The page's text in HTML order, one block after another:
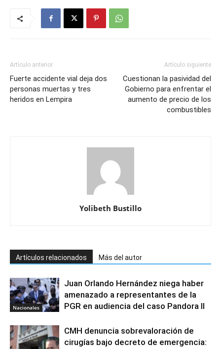
Artículo anterior
Fuerte accidente vial deja dos
personas muertas y tres
heridos en Lempira
Artículo siguiente
Cuestionan la pasividad del
Gobierno para enfrentar el
aumento de precio de los
combustibles
Yolibeth Bustillo
Artículos relacionados Más del autor
Nacionales
Juan Orlando Hernández niega haber
amenazado a representantes de la
PGR en audiencia del caso Pandora II
CMH denuncia sobrevaloración de
cirugías bajo decreto de emergencia: